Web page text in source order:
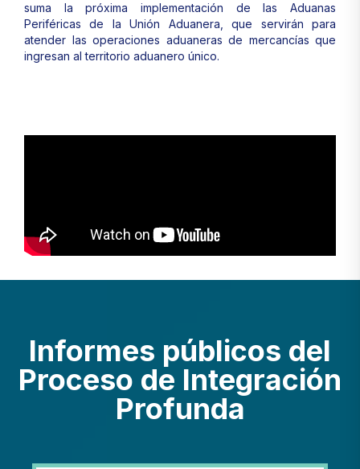
suma la próxima implementación de las Aduanas
Periféricas de la Unión Aduanera, que servirán para
atender las operaciones aduaneras de mercancías que
ingresan al territorio aduanero único.
Informes públicos del
Proceso de Integración
Profunda